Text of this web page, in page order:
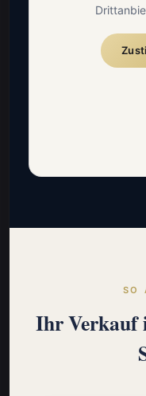
SO
Ihr Verkauf